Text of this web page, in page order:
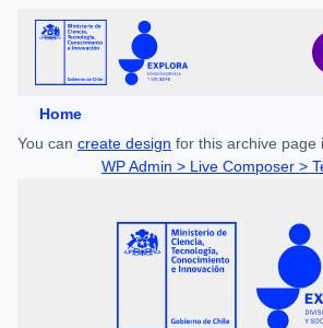
Home
You can create design for this archive page
WP Admin > Live Composer >